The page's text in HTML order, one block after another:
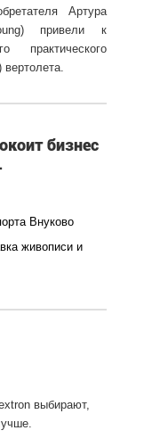
Артура
привели к
практического
бизнес
Внуково
живописи и
выбирают,